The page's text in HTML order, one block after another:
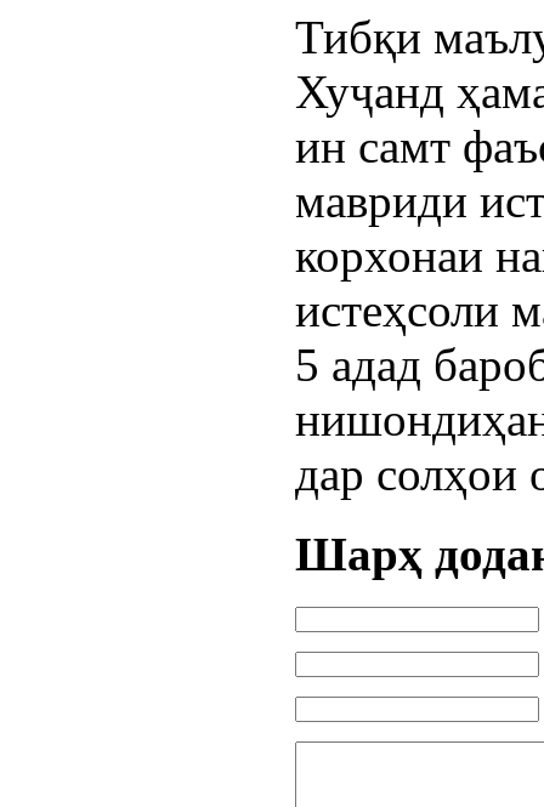
Тибқи
Хуҷанд
ин самт
мавриди
корхонаи
истеҳсоли
5 адад
дар солҳои
Шарҳ